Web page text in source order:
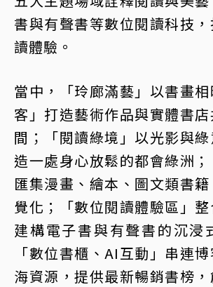
書與有聲書等數位閱讀科技
讀體驗。
當中，「玲廊滿藝」以書畫
客」打造藝術作品與實體書
間；「閱讀綠境」以光影與
造一處身心放鬆的都會綠洲；
匯集漫畫、繪本、圖文類書
覺化；「數位閱讀體驗區」整
建構電子書與有聲書的沉浸
「數位書櫃、AI互動」串連
海資源，提供最新暢銷書榜